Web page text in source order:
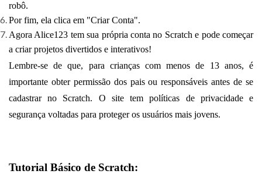
robô.
Por fim, ela clica em "Criar Conta".
Agora Alice123 tem sua própria conta no Scratch e pode começar
a criar projetos divertidos e interativos!
Lembre-se de que, para crianças com menos de 13 anos, é
importante obter permissão dos pais ou responsáveis antes de se
cadastrar no Scratch. O site tem políticas de privacidade e
segurança voltadas para proteger os usuários mais jovens.
Tutorial Básico de Scratch: